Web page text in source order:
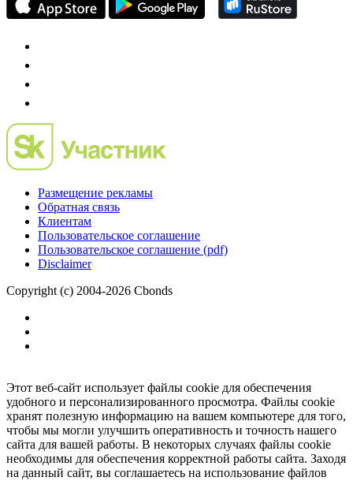
Размещение рекламы
Обратная связь
Клиентам
Пользовательское соглашение
Пользовательское соглашение (pdf)
Disclaimer
Copyright (c) 2004-2026 Cbonds
Этот веб-сайт использует файлы cookie для обеспечения
удобного и персонализированного просмотра. Файлы cookie
хранят полезную информацию на вашем компьютере для того,
чтобы мы могли улучшить оперативность и точность нашего
сайта для вашей работы. В некоторых случаях файлы cookie
необходимы для обеспечения корректной работы сайта. Заходя
на данный сайт, вы соглашаетесь на использование файлов